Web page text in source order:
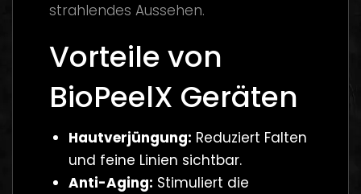
strahlendes Aussehen.
Vorteile von
BioPeelX Geräten
Hautverjüngung: Reduziert Falten
und feine Linien sichtbar.
Anti-Aging: Stimuliert die